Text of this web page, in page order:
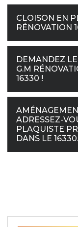
CLOISON EN
RÉNOVATION
DEMANDEZ
G.M
16330 !
ADRESSEZ-
PLAQUISTE
DANS LE 16330.